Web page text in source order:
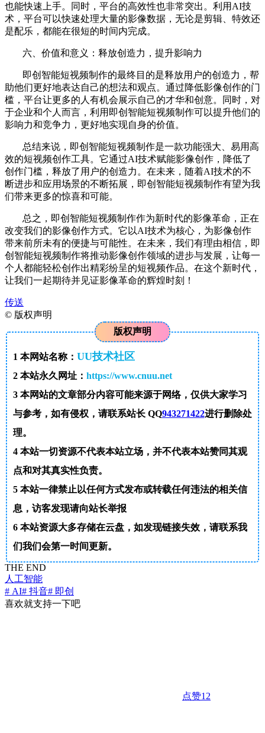
也能快速上手。同时，平台的高效性也非常突出。利用AI技
术，平台可以快速处理大量的影像数据，无论是剪辑、特效还
是配乐，都能在很短的时间内完成。
六、价值和意义：释放创造力，提升影响力
即创智能短视频制作的最终目的是释放用户的创造力，帮
助他们更好地表达自己的想法和观点。通过降低影像创作的门
槛，平台让更多的人有机会展示自己的才华和创意。同时，对
于企业和个人而言，利用即创智能短视频制作可以提升他们的
影响力和竞争力，更好地实现自身的价值。
总结来说，即创智能短视频制作是一款功能强大、易用高
效的短视频创作工具。它通过AI技术赋能影像创作，降低了
创作门槛，释放了用户的创造力。在未来，随着AI技术的不
断进步和应用场景的不断拓展，即创智能短视频制作有望为我
们带来更多的惊喜和可能。
总之，即创智能短视频制作作为新时代的影像革命，正在
改变我们的影像创作方式。它以AI技术为核心，为影像创作
带来前所未有的便捷与可能性。在未来，我们有理由相信，即
创智能短视频制作将推动影像创作领域的进步与发展，让每一
个人都能轻松创作出精彩纷呈的短视频作品。在这个新时代，
让我们一起期待并见证影像革命的辉煌时刻！
传送
© 版权声明
版权声明
1 本网站名称： UU技术社区
2本站永久网址： https://www.cnuu.net
3本网站的文章部分内容可能来源于网络，仅供大家学习
与参考，如有侵权，请联系站长 QQ943271422进行删除处
理。
4本站一切资源不代表本站立场，并不代表本站赞同其观
点和对其真实性负责。
5本站一律禁止以任何方式发布或转载任何违法的相关信
息，访客发现请向站长举报
6本站资源大多存储在云盘，如发现链接失效，请联系我
们我们会第一时间更新。
THE END
人工智能
# AI# 抖音# 即创
喜欢就支持一下吧
点赞12